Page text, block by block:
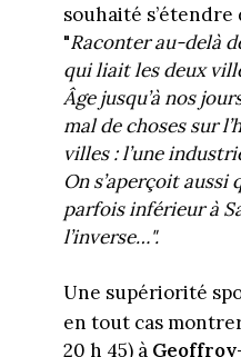
souhaité
"Raconter au-delà
qui liait les deux
Âge jusqu’à nos
mal de choses sur
villes : l’une
On s’aperçoit aussi
parfois inférieur à
l’inverse…".
Une supériorité
en tout cas
20 h 45) à